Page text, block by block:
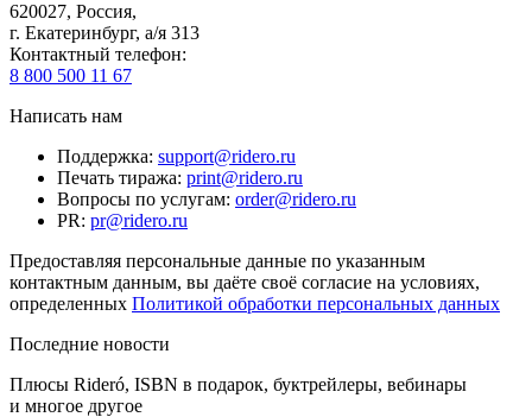
620027, Россия,
г. Екатеринбург, а/я 313
Контактный телефон:
8 800 500 11 67
Написать нам
Поддержка: support@ridero.ru
Печать тиража: print@ridero.ru
Вопросы по услугам: order@ridero.ru
PR: pr@ridero.ru
Предоставляя персональные данные по указанным
контактным данным, вы даёте своё согласие на условиях,
определенных Политикой обработки персональных данных
Последние новости
Плюсы Rideró, ISBN в подарок, буктрейлеры, вебинары
и многое другое